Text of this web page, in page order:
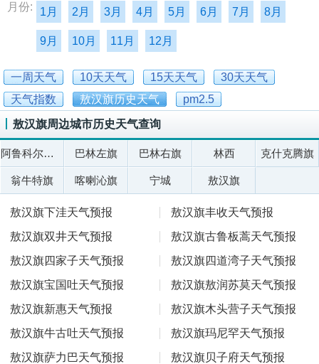
月份: 1月 2月 3月 4月 5月 6月 7月 8月
9月 10月 11月 12月
一周天气 10天天气 15天天气
30天天气
天气指数
敖汉旗历史天气 pm2.5
敖汉旗周边城市历史天气查询
阿鲁科尔沁旗 巴林左旗 巴林右旗 林西 克什克腾旗
翁牛特旗 喀喇沁旗 宁城 敖汉旗
敖汉旗下洼天气预报
敖汉旗丰收天气预报
敖汉旗双井天气预报
敖汉旗古鲁板蒿天气预报
敖汉旗四家子天气预报
敖汉旗四道湾子天气预报
敖汉旗宝国吐天气预报
敖汉旗敖润苏莫天气预报
敖汉旗新惠天气预报
敖汉旗木头营子天气预报
敖汉旗牛古吐天气预报
敖汉旗玛尼罕天气预报
敖汉旗萨力巴天气预报
敖汉旗贝子府天气预报